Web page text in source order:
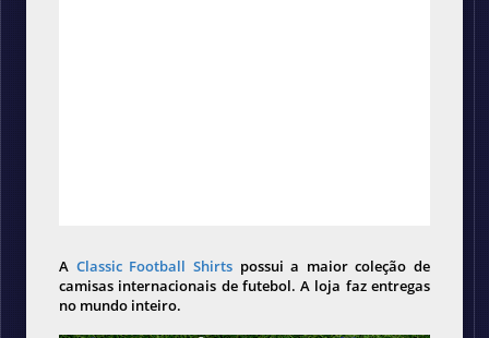
A Classic Football Shirts possui a maior coleção de
camisas internacionais de futebol. A loja faz entregas
no mundo inteiro.